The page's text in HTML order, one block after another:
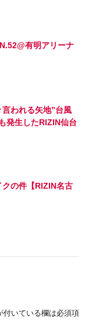
有明アリーナ
言われる矢地”台風
発生したRIZIN仙台
クの件【RIZIN名古
付いている欄は必須項